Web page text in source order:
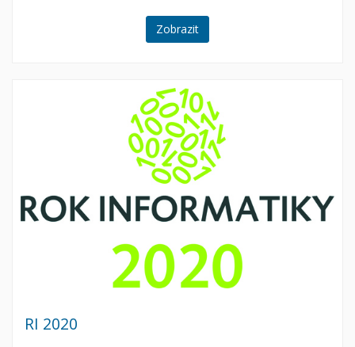
Zobrazit
RI 2020